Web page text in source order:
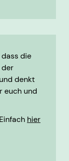
die
denkt
euch und
hier